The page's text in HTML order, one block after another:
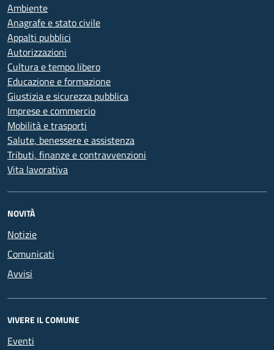
Ambiente
Anagrafe e stato civile
Appalti pubblici
Autorizzazioni
Cultura e tempo libero
Educazione e formazione
Giustizia e sicurezza pubblica
Imprese e commercio
Mobilità e trasporti
Salute, benessere e assistenza
Tributi, finanze e contravvenzioni
Vita lavorativa
NOVITÀ
Notizie
Comunicati
Avvisi
VIVERE IL COMUNE
Eventi